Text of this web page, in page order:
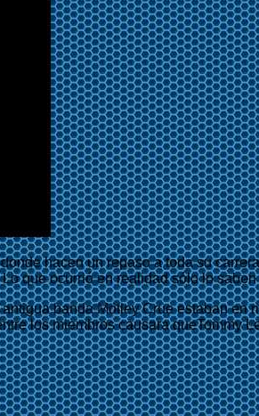
hacen un repaso a toda su
que ocurrió en realidad sólo lo
banda Mötley Crüe estaban
los miembros causara queTommy